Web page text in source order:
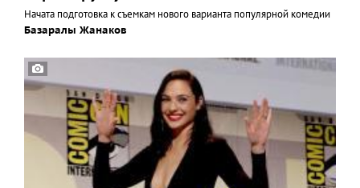
Начата подготовка к съемкам нового варианта популярной комедии
Базаралы Жанаков